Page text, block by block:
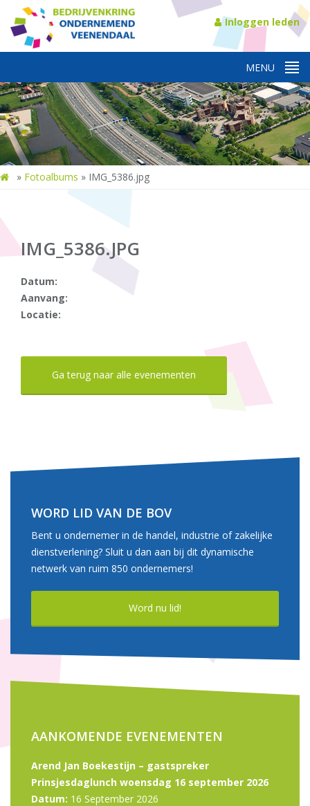
Inloggen leden
» Fotoalbums » IMG_5386.jpg
IMG_5386.JPG
Datum:
Aanvang:
Locatie:
Ga terug naar alle evenementen
WORD LID VAN DE BOV
Bent u ondernemer in de handel, industrie of zakelijke
dienstverlening? Sluit u dan aan bij dit dynamische
netwerk van ruim 850 ondernemers!
Word nu lid!
AANKOMENDE EVENEMENTEN
Arend Jan Boekestijn – gastspreker
Prinsjesdaglunch woensdag 16 september 2026
Datum: 16 September 2026